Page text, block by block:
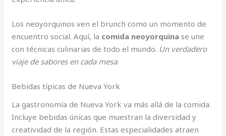
Los neoyorquinos ven el brunch como un momento de
encuentro social. Aquí, la comida neoyorquina se une
con técnicas culinarias de todo el mundo. Un verdadero
viaje de sabores en cada mesa.
Bebidas típicas de Nueva York
La gastronomía de Nueva York va más allá de la comida.
Incluye bebidas únicas que muestran la diversidad y
creatividad de la región. Estas especialidades atraen